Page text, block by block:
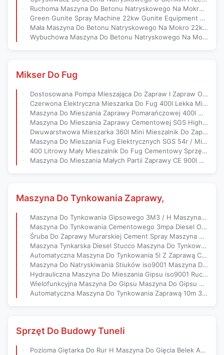
Ruchoma Maszyna Do Betonu Natryskowego Na Mokro 30 Metrów Odległości Do Budowy
Green Gunite Spray Machine 22kw Gunite Equipment Napędzany Olejem Napędowym
Mała Maszyna Do Betonu Natryskowego Na Mokro 22kw Sprzęt Do Nakładania Pistoletów
Wybuchowa Maszyna Do Betonu Natryskowego Na Mokro 7M3 / H Maszyna Do Betonu Natryskowego
Mikser Do Fug
Dostosowana Pompa Mieszająca Do Zapraw I Zapraw O Mocy 7,5 KW Niskie Zużycie Energii
Czerwona Elektryczna Mieszarka Do Fug 400l Lekka Mieszarka Z Pompą Do Fug
Maszyna Do Mieszania Zaprawy Pomarańczowej 400l Maszyna Do Mieszania Fug
Maszyna Do Mieszania Zaprawy Cementowej SGS High Speed ​​​​Fugout Stirrer
Dwuwarstwowa Mieszarka 360l Mini Mieszalnik Do Zaprawy 3 Kw Mieszalnik Do Zapraw Cementowych
Maszyna Do Mieszania Fug Elektrycznych SGS 54r / Min Z Silnikiem Pionowym
400 Litrowy Mały Mieszalnik Do Fug Cementowy Sprzęt Do Mieszania Fug Aprobata CE
Maszyna Do Mieszania Małych Partii Zaprawy CE 900l 960 Obr./Min Wysoka Prędkość
Maszyna Do Tynkowania Zaprawy,
Maszyna Do Tynkowania Gipsowego 3M3 / H Maszyna Do Tynkowania Cementowego CE
Maszyna Do Tynkowania Cementowego 3mpa Diesel O Wysokości 10 M
Śruba Do Zaprawy Murarskiej Cement Spray Maszyna Do Gipsu Z Napędem Elektrycznym
Maszyna Tynkarska Diesel Stucco Maszyna Do Tynkowania Zaprawą 3M3 / H Flow
Automatyczna Maszyna Do Tynkowania 5l Z Zaprawą Cementową Typu Mokrej Mieszanki
Maszyna Do Natryskiwania Stiuków iso9001 Maszyna Do Tynkowania Zaprawą 5l Hopper
Hydrauliczna Maszyna Do Mieszania Gipsu iso9001 Ruchomy Tłok Zielony
Wielofunkcyjna Maszyna Do Gipsu Maszyna Do Gipsu Ściennego 7,5 KW
Automatyczna Maszyna Do Tynkowania Zaprawą 10m 3 m3 / H Sprężarka Powietrza
Sprzęt Do Budowy Tuneli
Pozioma Giętarka Do Rur H Maszyna Do Gięcia Belek Automatyczne Formowanie